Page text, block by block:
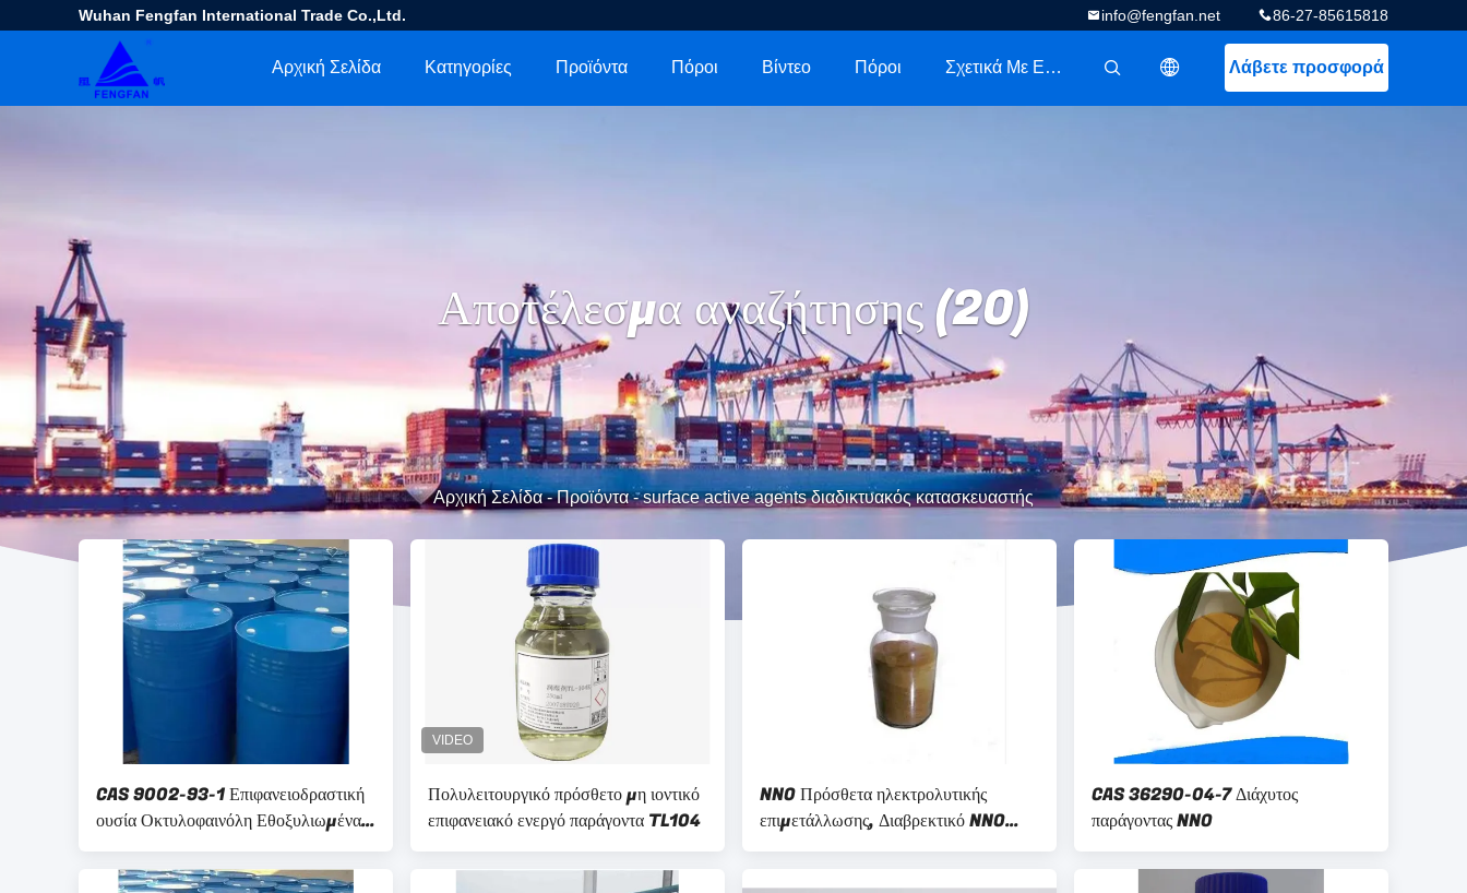
Wuhan Fengfan International Trade Co.,Ltd. 86-27-85615818
info@fengfan.net
Λάβετε προσφορά
Αρχική Σελίδα Κατηγορίες Προϊόντα Πόροι Βίντεο Πόροι Σχετικά Με Εμάς
Αποτέλεσμα αναζήτησης (20)
Αρχική Σελίδα-Προϊόντα-surface active agents διαδικτυακός κατασκευαστής
CAS 9002-93-1 Επιφανειοδραστική
ουσία Οκτυλοφαινόλη Εθοξυλιωμένα
Σειρά OP
Πολυλειτουργικό πρόσθετο μη ιοντικό
επιφανειακό ενεργό παράγοντα TL104
NNO Πρόσθετα ηλεκτρολυτικής
επιμετάλλωσης, Διαβρεκτικό NNO
Καφέ Σκόνη
CAS 36290-04-7 Διάχυτος
παράγοντας NNO